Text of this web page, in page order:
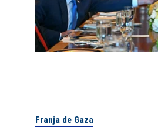
Franja de Gaza